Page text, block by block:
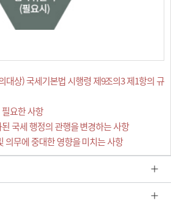
대상) 국세기본법 시행령 제9조의3 제1항의 규
요한 사항
국세 행정의 관행을 변경하는 사항
의무에 중대한 영향을 미치는 사항